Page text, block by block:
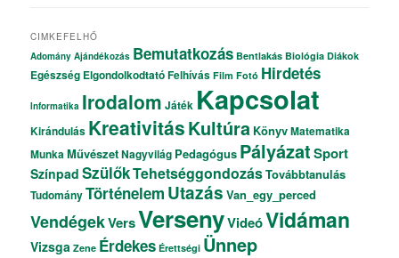
CIMKEFELHŐ
Adomány Ajándékozás Bemutatkozás Bentlakás Biológia Diákok
Egészség ElgondolkodtatóFelhívás Film Fotó Hirdetés
Informatika Irodalom Játék Kapcsolat
Kirándulás KreativitásKultúra KönyvMatematika
MunkaMűvészetNagyvilág Pedagógus PályázatSport
Színpad SzülőkTehetséggondozásTovábbtanulás
TudományTörténelem Utazás Van_egy_perced
VendégekVersVersenyVideóVidáman
Vizsga Zene Érdekes Érettségi Ünnep